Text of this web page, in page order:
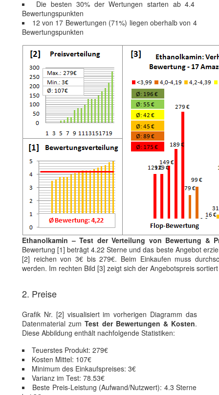
Die besten 30% der Wertungen starten ab 4.4
Bewertungspunkten
12 von 17 Bewertungen (71%) liegen oberhalb von 4
Bewertungspunkten
Ethanolkamin – Test der Verteilung von Bewertung &
Bewertung [1] beträgt 4.22 Sterne und das beste Angebot
[2] reichen von 3€ bis 279€. Beim Einkaufen muss
werden. Im rechten Bild [3] zeigt sich der Angebotspreis
2. Preise
Grafik Nr. [2] visualisiert im vorherigen Diagramm das
Datenmaterial zumTest der Bewertungen & Kosten.
Diese Abbildung enthält nachfolgende Statistiken:
Teuerstes Produkt: 279€
Kosten Mittel: 107€
Minimum des Einkaufspreises: 3€
Varianz im Test: 78.53€
Beste Preis-Leistung (Aufwand/Nutzwert): 4.3 Sterne